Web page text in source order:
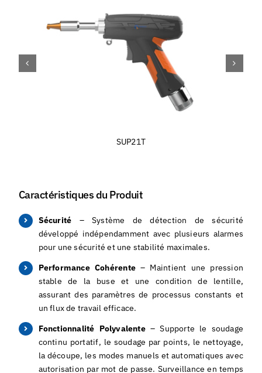
SUP20S
Caractéristiques du Produit
Sécurité – Système de détection de sécurité
développé indépendamment avec plusieurs alarmes
pour une sécurité et une stabilité maximales.
Performance Cohérente– Maintient une pression
stable de la buse et une condition de lentille,
assurant des paramètres de processus constants et
un flux de travail efficace.
Fonctionnalité Polyvalente– Supporte le soudage
continu portatif, le soudage par points, le nettoyage,
la découpe, les modes manuels et automatiques avec
autorisation par mot de passe. Surveillance en temps